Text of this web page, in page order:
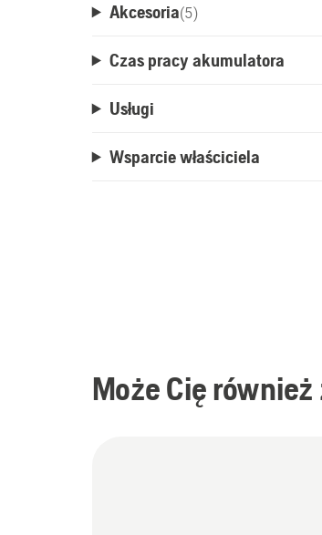
Akcesoria(5)
Czas pracy akumulatora
Usługi
Wsparcie właściciela
Może Cię